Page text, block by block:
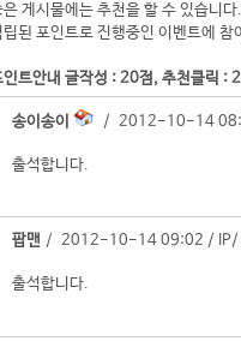
은 게시물에는 추천을 할 수 있습니
립된 포인트로 진행중인 이벤트에
인트안내 글작성 : 20점, 추천클릭 :
송이송이 / 2012-10-14
출석합니다.
팝맨 / 2012-10-14 09:02 / IP/
출석합니다.